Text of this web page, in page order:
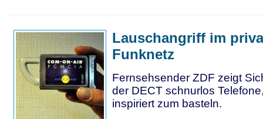
Lauschangriff im
Funknetz
Fernsehsender ZDF zeigt
der DECT schnurlos
inspiriert zum basteln.